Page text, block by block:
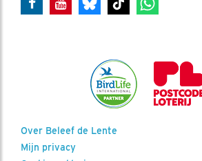
Over Beleef de Lente
Mijn privacy